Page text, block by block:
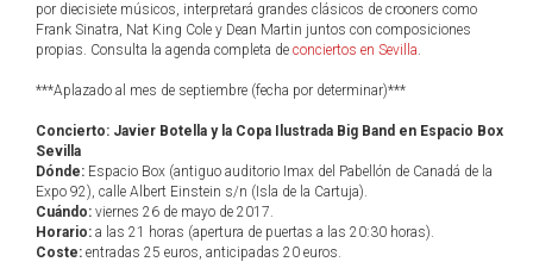
por diecisiete músicos, interpretará grandes clásicos de crooners como
Frank Sinatra, Nat King Cole y Dean Martin juntos con composiciones
propias. Consulta la agenda completa de conciertos en Sevilla.
***Aplazado al mes de septiembre (fecha por determinar)***
Concierto: Javier Botella y la Copa Ilustrada Big Band en Espacio Box
Sevilla
Dónde: Espacio Box (antiguo auditorio Imax del Pabellón de Canadá de la
Expo 92), calle Albert Einstein s/n (Isla de la Cartuja).
Cuándo: viernes 26 de mayo de 2017.
Horario: a las 21 horas (apertura de puertas a las 20:30 horas).
Coste: entradas 25 euros, anticipadas 20 euros.